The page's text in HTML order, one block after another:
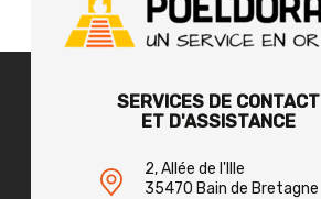
SERVICES DE CONTACT
ET D'ASSISTANCE
2, Allée de l'Ille
35470 Bain de Bretagne